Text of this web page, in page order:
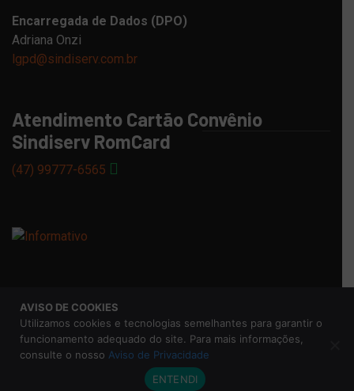
Encarregada de Dados (DPO)
Adriana Onzi
lgpd@sindiserv.com.br
Atendimento Cartão Convênio
Sindiserv RomCard
(47) 99777-6565
© 2026 Sindicato dos Servidores Municipais de Caxias do
Aviso de Privacidade
AVISO DE COOKIES
Utilizamos cookies e tecnologias semelhantes para garantir o
funcionamento adequado do site. Para mais informações,
consulte o nosso Aviso de Privacidade
ENTENDI